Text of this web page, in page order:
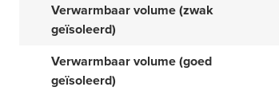
Verwarmbaar volume (zwak
geïsoleerd)
Verwarmbaar volume (goed
geïsoleerd)